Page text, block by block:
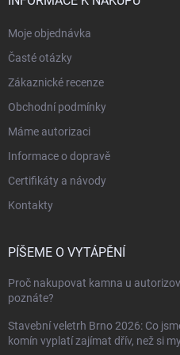
Moje objednávka
Časté otázky
Zákaznické recenze
Obchodní podmínky
Máme autorizaci
Informace o dopravě
Certifikáty a návody
Kontakty
PÍŠEME O VYTÁPĚNÍ
Proč nakupovat kamna u
poznáte?
Stavební veletrh Brno 2026: Co
komín vyplatí zajímat dřív, než si